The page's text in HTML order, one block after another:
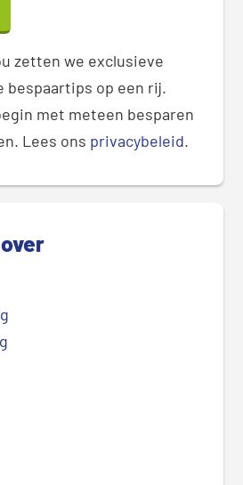
zetten we exclusieve
bespaartips op een rij.
met meteen besparen
Lees ons privacybeleid.